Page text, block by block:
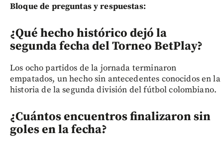
Bloque de preguntas y respuestas:
¿Qué hecho histórico dejó la
segunda fecha del Torneo BetPlay?
Los ocho partidos de la jornada terminaron
empatados, un hecho sin antecedentes conocidos en la
historia de la segunda división del fútbol colombiano.
¿Cuántos encuentros finalizaron sin
goles en la fecha?